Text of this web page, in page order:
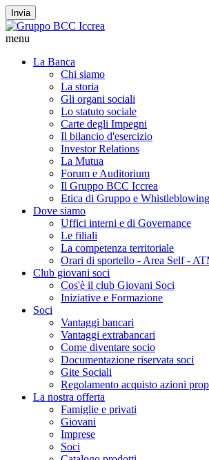
Invia
menu
La Banca
Chi siamo
La storia
Gli organi sociali
Lo statuto sociale
Carte degli Impegni
Il bilancio d'esercizio
Investor Relations
La Mutua
Forum e Auditorium
Il Gruppo BCC Iccrea
Etica di Gruppo e Whistleblowing
Dove siamo
Uffici interni e di Governance
Le filiali
La competenza territoriale
Orari di sportello - Area Self -
Club giovani soci
Cos'è il club Giovani Soci
Iniziative e Formazione
Soci
Vantaggi bancari
Vantaggi extrabancari
Come diventare socio
Documentazione riservata soci
Gite Sociali
Regolamento acquisto azioni
La nostra offerta
Famiglie e privati
Giovani
Imprese
Soci